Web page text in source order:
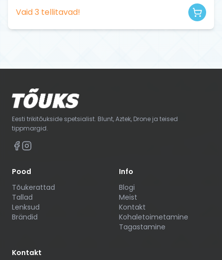
Vaid3 tellitavad!
Eesti trikitõukside spetsialist. Blunt, Aztek, Drone ja teised
tippmargid.
Pood
Tõukerattad
Tallad
Lenksud
Brändid
Info
Blogi
Meist
Kontakt
Kohaletoimetamine
Tagastamine
Kontakt